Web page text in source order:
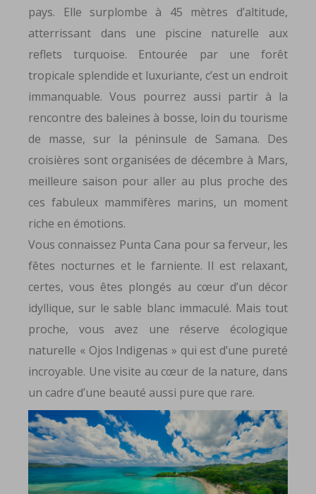
pays. Elle surplombe à 45 mètres d’altitude,
atterrissant dans une piscine naturelle aux
reflets turquoise. Entourée par une forêt
tropicale splendide et luxuriante, c’est un endroit
immanquable. Vous pourrez aussi partir à la
rencontre des baleines à bosse, loin du tourisme
de masse, sur la péninsule de Samana. Des
croisières sont organisées de décembre à Mars,
meilleure saison pour aller au plus proche des
ces fabuleux mammifères marins, un moment
riche en émotions.
Vous connaissez Punta Cana pour sa ferveur, les
fêtes nocturnes et le farniente. Il est relaxant,
certes, vous êtes plongés au cœur d’un décor
idyllique, sur le sable blanc immaculé. Mais tout
proche, vous avez une réserve écologique
naturelle « Ojos Indigenas » qui est d’une pureté
incroyable. Une visite au cœur de la nature, dans
un cadre d’une beauté aussi pure que rare.